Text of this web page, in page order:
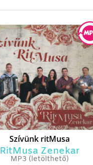
Szívünk ritMusa
RitMusa Zenekar
MP3 (letölthető)